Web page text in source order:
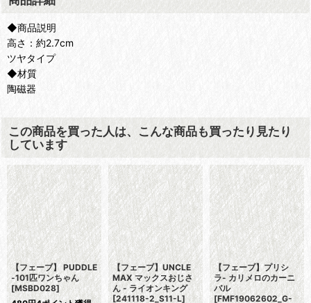
◆商品説明
高さ：約2.7cm
ツヤタイプ
◆材質
陶磁器
この商品を買った人は、こんな商品も買ったり見たり
しています
【フェーブ】 PUDDLE
-101匹ワンちゃん
[MSBD028]
【フェーブ】UNCLE
MAX マックスおじさ
ん - ライオンキング
[241118-2_S11-L]
【フェーブ】プリシ
ラ- カリメロのカーニ
バル
[FMF19062602_G-